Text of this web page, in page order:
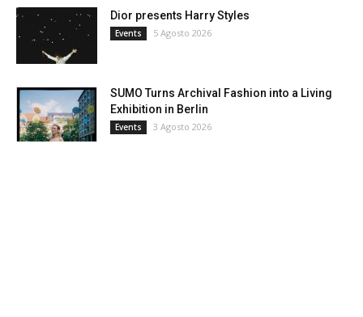
Dior presents Harry Styles
Events 5 Agosto 2026
SUMO Turns Archival Fashion into a Living
Exhibition in Berlin
Events 3 Agosto 2026